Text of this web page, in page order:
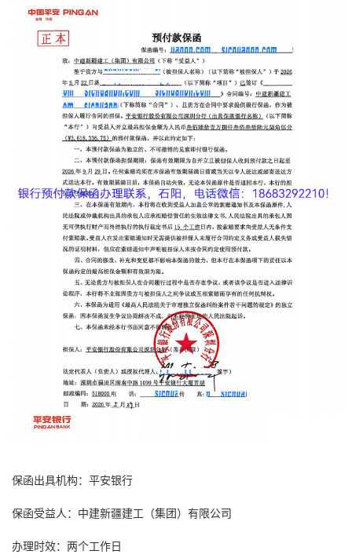
保函出具机构：平安银行
保函受益人：中建新疆建工（集团）有限公司
办理时效：两个工作日